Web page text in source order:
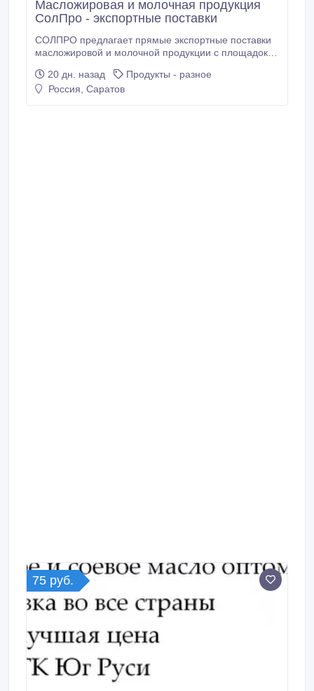
Масложировая и молочная продукция
СолПро - экспортные поставки
СОЛПРО предлагает прямые экспортные поставки
масложировой и молочной продукции с площадок
(линейка СОЛПРО PL). Продукция востребована в
HoReCa, кондитерском и хлебопекарном
20 дн. назад
Продукты - разное
Россия, Саратов
75 руб.